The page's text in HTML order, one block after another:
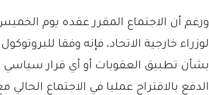
ورغم أن الاجتماع المقرر عقده يوم
لوزراء خارجية الاتحاد، فإنه وفقا
بشأن تطبيق العقوبات أو أي قرار سياسي
الدفع بالاقتراح عمليا في الاجتماع الحالي